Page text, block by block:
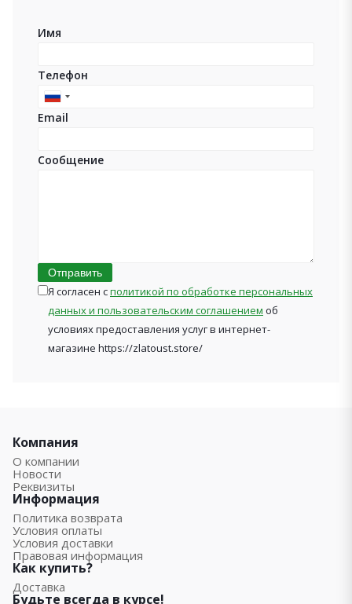
Имя
Телефон
Russia
+7
Email
Сообщение
Отправить
Я согласен сполитикой по обработке персональных
данных и пользовательским соглашением об
условиях предоставления услуг в интернет-
магазине https://zlatoust.store/
Компания
О компании
Новости
Реквизиты
Информация
Политика возврата
Условия оплаты
Условия доставки
Правовая информация
Как купить?
Доставка
Будьте всегда в курсе!